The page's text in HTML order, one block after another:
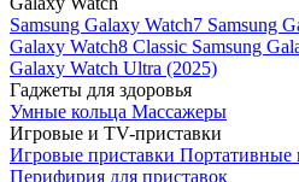
Samsung Galaxy Watch7 Samsung
Galaxy Watch8 Classic Samsung
Galaxy Watch Ultra (2025)
Гаджеты для здоровья
Умные кольца Массажеры
Игровые и TV-приставки
Игровые приставки Портативные
Перифирия для приставок